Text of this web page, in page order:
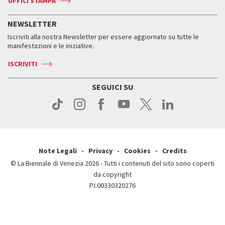
Press
Accrediti
Come raggiungerci
Come raggiungerci
Contatti
Press
Press
Orari e sedi
Biglietti
Servizi al pubblico
Come raggiungerci
Contatti
ASAC DATI
Storia
Orari e sedi
NEWSLETTER
Iscriviti alla nostra Newsletter per essere aggiornato su tutte le
manifestazioni e le iniziative.
ISCRIVITI
SEGUICI SU
Note Legali Privacy Cookies
Credits
© La Biennale di Venezia 2026 - Tutti i contenuti del sito sono coperti
da copyright
P.I.00330320276